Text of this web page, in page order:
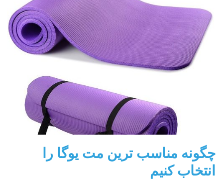
چگونه مناسب ترین مت یوگا را
انتخاب کنیم